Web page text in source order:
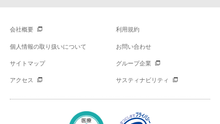
会社概要 利用規約
個人情報の取り扱いについて お問い合わせ
サイトマップ グループ企業
アクセス サスティナビリティ